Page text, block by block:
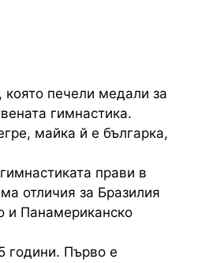
печели медали за
гимнастика.
майка й е българка,
прави в
отличия за Бразилия
и Панамериканско
години. Първо е